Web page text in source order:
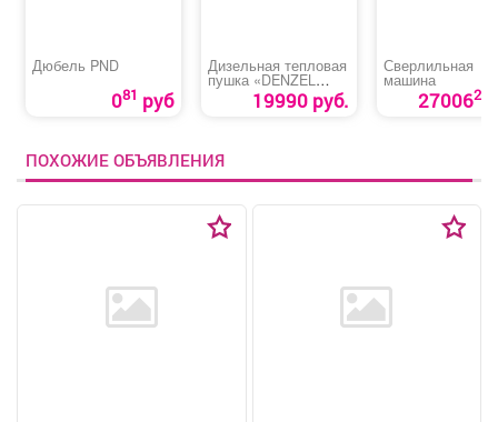
Дюбель PND
081 руб
Дизельная тепловая
пушка «DENZEL
DHG-10»19990 руб.
Сверлильная
машина
2700627
ПОХОЖИЕ ОБЪЯВЛЕНИЯ